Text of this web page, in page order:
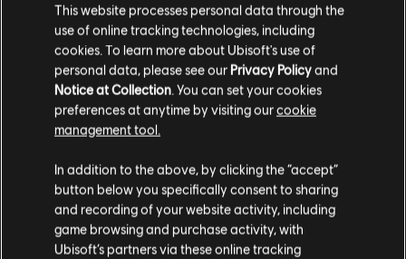
고객님은 미국에 위치하고 있다고 생각합니다.
구매를 위해 로컬 지역의 상점을 방문하십시오.
This website processes personal data through the
use of online tracking technologies, including
cookies. To learn more about Ubisoft's use of
personal data, please see our Privacy Policyand
Notice at Collection. You can set your cookies
preferences at anytime by visiting ourcookie
management tool.
In addition to the above, by clicking the “accept”
button below you specifically consent to sharing
and recording of your website activity, including
game browsing and purchase activity, with
Ubisoft’s partners via these online tracking